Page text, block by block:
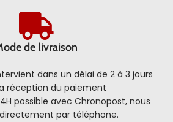
de livraison
dans un délai de 2 à 3 jours
réception du paiement
possible avec Chronopost, nous
par téléphone.